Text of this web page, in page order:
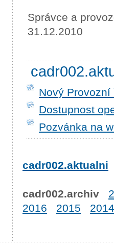
Správce a
31.12.2010
Nový
Dostupnost
Pozvánka na
cadr002.aktualni
cadr002.archiv
2016
2015 2014